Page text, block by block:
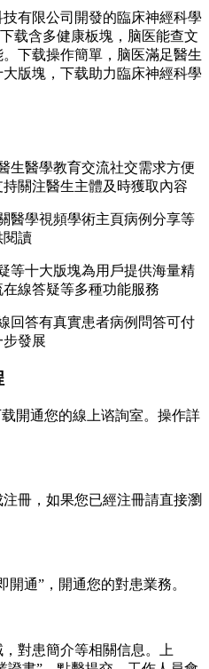
有限公司開發的臨床神經科學
载含多健康板塊，脑医能查文
下载操作簡單，脑医滿足醫生
版塊，下载助力臨床神經科學
生醫學教育交流社交需求方便
關注醫生主體及時獲取內容
醫學視頻學術主頁病例分享等
閱讀
等十大版塊為用戶提供海量精
線答疑等多種功能服務
回答有真實患者病例問答可付
發展
開通您的線上谘詢室。操作詳
冊，如果您已經注冊請直接瀏
通”，開通您的對患業務。
對患簡介等相關信息。上